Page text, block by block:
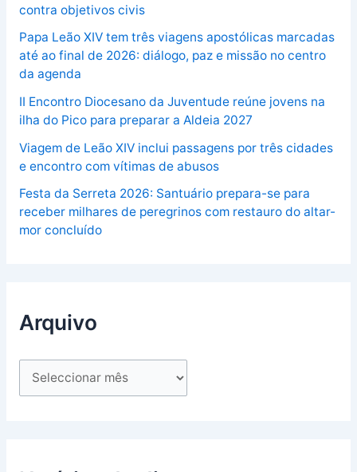
contra objetivos civis
Papa Leão XIV tem três viagens apostólicas marcadas
até ao final de 2026: diálogo, paz e missão no centro
da agenda
II Encontro Diocesano da Juventude reúne jovens na
ilha do Pico para preparar a Aldeia 2027
Viagem de Leão XIV inclui passagens por três cidades
e encontro com vítimas de abusos
Festa da Serreta 2026: Santuário prepara-se para
receber milhares de peregrinos com restauro do altar-
mor concluído
Arquivo